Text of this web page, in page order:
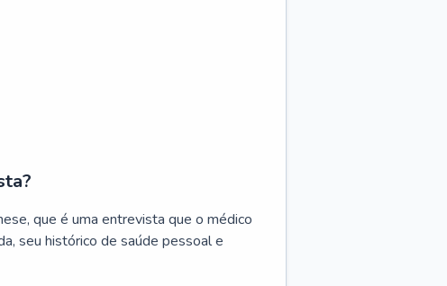
que é uma entrevista que o médico
seu histórico de saúde pessoal e